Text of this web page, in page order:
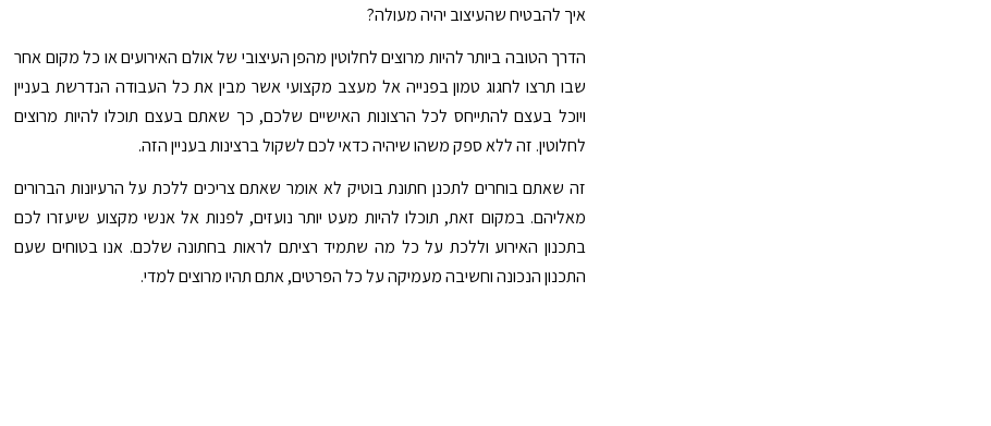
איך להבטיח שהעיצוב יהיה מעולה?
הדרך הטובה ביותר להיות מרוצים לחלוטין מהפן העיצובי של אולם האירועים או כל מקום אחר
שבו תרצו לחגוג טמון בפנייה אל מעצב מקצועי אשר מבין את כל העבודה הנדרשת בעניין
ויוכל בעצם להתייחס לכל הרצונות האישיים שלכם, כך שאתם בעצם תוכלו להיות מרוצים
לחלוטין. זה ללא ספק משהו שיהיה כדאי לכם לשקול ברצינות בעניין הזה.
זה שאתם בוחרים לתכנן חתונת בוטיק לא אומר שאתם צריכים ללכת על הרעיונות הברורים
מאליהם. במקום זאת, תוכלו להיות מעט יותר נועזים, לפנות אל אנשי מקצוע שיעזרו לכם
בתכנון האירוע וללכת על כל מה שתמיד רציתם לראות בחתונה שלכם. אנו בטוחים שעם
התכנון הנכונה וחשיבה מעמיקה על כל הפרטים, אתם תהיו מרוצים למדי.